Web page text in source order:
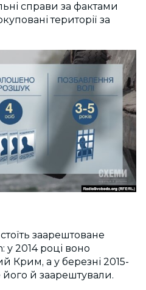
справи за фактами
території за
заарештоване
у 2014 році воно
Крим, а у березні 2015-
й заарештували.